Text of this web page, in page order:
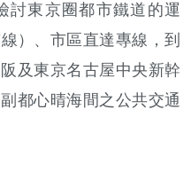
討東京圈都市鐵道的運
） 、 市區直達專線 ，到
及東京名古屋中央新幹
都心晴海間之公共交通